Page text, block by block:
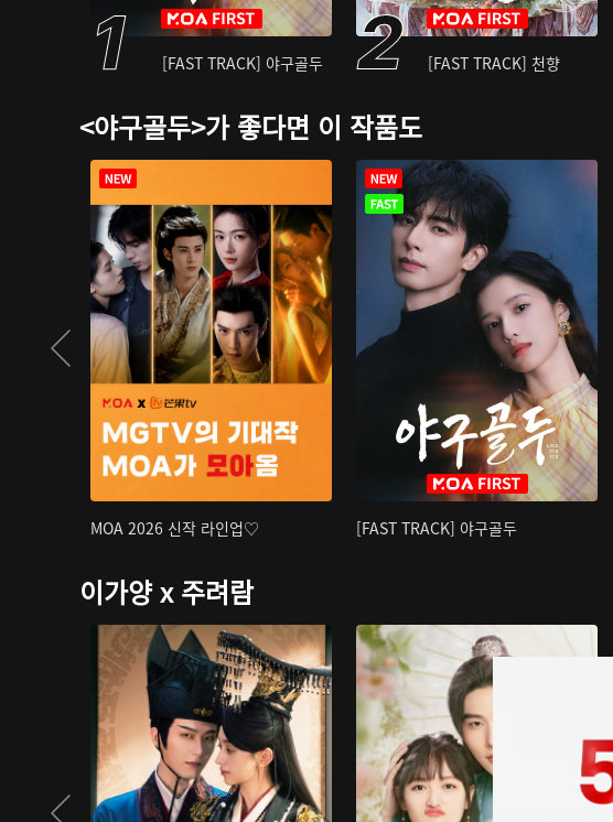
[FAST TRACK] 야구골두 [FAST TRACK] 천향
<야구골두>가 좋다면 이 작품도
MOA 2026 신작 라인업♡ [FAST TRACK] 야구골두
이가양 x 주려람